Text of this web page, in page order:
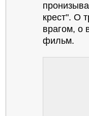
крест". О
врагом, о
фильм.